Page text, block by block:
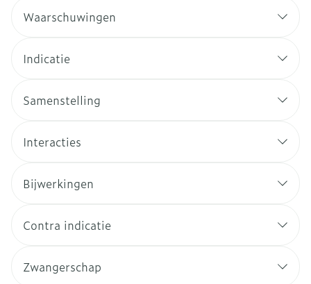
Waarschuwingen
Indicatie
Samenstelling
Interacties
Bijwerkingen
Contra indicatie
Zwangerschap